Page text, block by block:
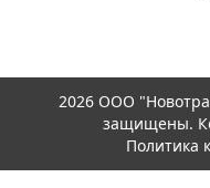
2026 ООО
защищены.
Политика